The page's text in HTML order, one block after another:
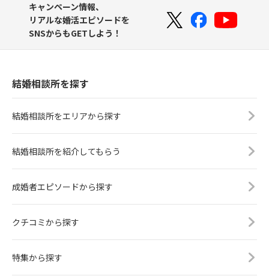
キャンペーン情報、
リアルな婚活エピソードを
SNSからもGETしよう！
結婚相談所を探す
結婚相談所をエリアから探す
結婚相談所を紹介してもらう
成婚者エピソードから探す
クチコミから探す
特集から探す